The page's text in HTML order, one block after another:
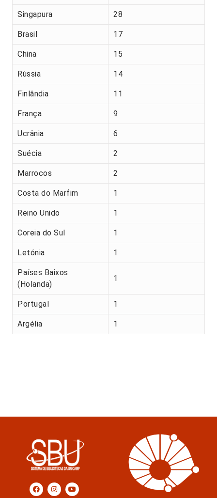
Singapura 28
Brasil 17
China 15
Rússia 14
Finlândia 11
França 9
Ucrânia 6
Suécia 2
Marrocos 2
Costa do Marfim 1
Reino Unido 1
Coreia do Sul 1
Letónia 1
Países Baixos
(Holanda)
1
Portugal 1
Argélia 1